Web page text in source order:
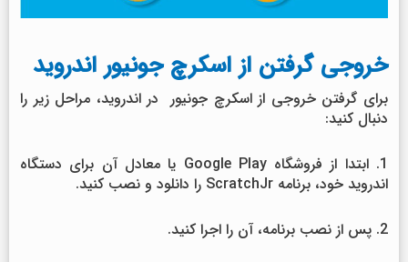
خروجی گرفتن از اسکرچ جونیور اندروید
برای گرفتن خروجی از اسکرچ جونیور در اندروید، مراحل زیر را
دنبال کنید:
1. ابتدا از فروشگاه Google Play یا معادل آن برای دستگاه
اندروید خود، برنامه ScratchJr را دانلود و نصب کنید.
2. پس از نصب برنامه، آن را اجرا کنید.